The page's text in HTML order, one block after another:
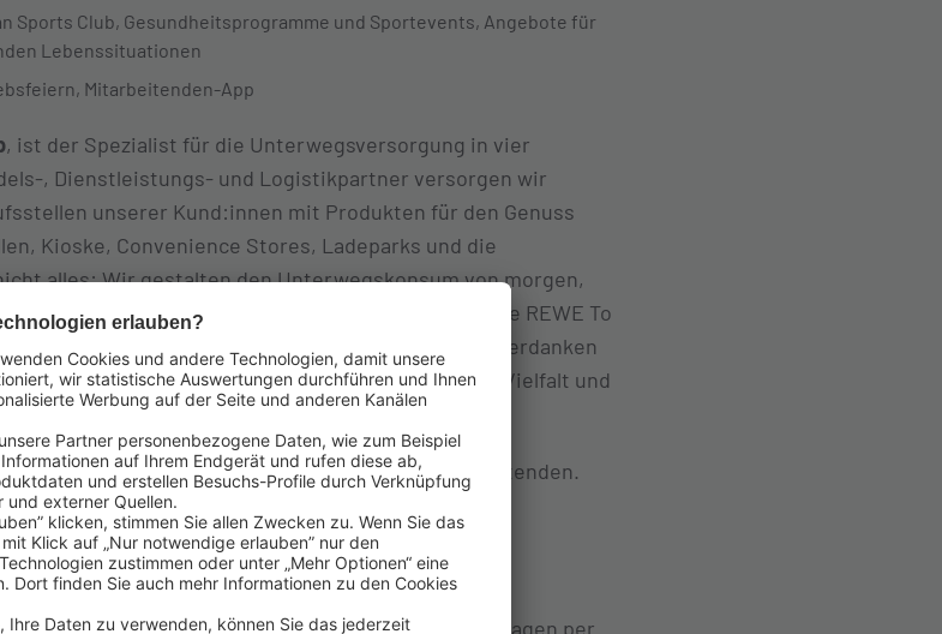
Sports Club, Gesundheitsprogramme und Sportevents, Angebote für
Lebenssituationen
Mitarbeitenden-App
, ist der Spezialist für die Unterwegsversorgung in vier
, Dienstleistungs- und Logistikpartner versorgen wir
unserer Kund:innen mit Produkten für den Genuss
Kioske, Convenience Stores, Ladeparks und die
alles: Wir gestalten den Unterwegskonsum von morgen,
technische Lösungen und Shopformate wie REWE To
Gesellschaft entsprechen. Unseren Erfolg verdanken
die mit ihrem Know-how und Engagement, ihrer Vielfalt und
Team bilden.
Zukunft – für unsere Kund:innen und Mitarbeitenden.
Lekker. Besser. Weiter. Lekkerland.
das Online-Bewerbungstool. Bewerbungsunterlagen per